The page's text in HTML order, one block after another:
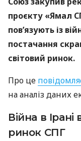
проєкту «Ямал
пов’язують із
постачання
світовий ринок.
Про це
на аналіз даних
Війна в
ринок СПГ